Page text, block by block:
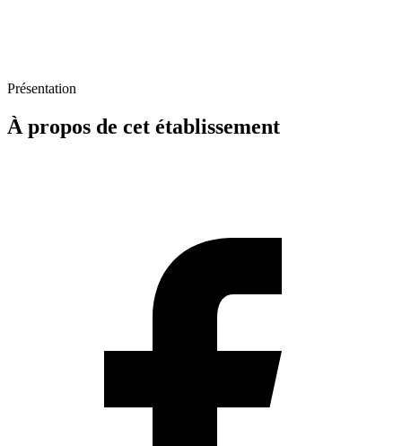
Présentation
À propos de cet établissement